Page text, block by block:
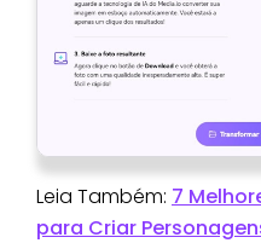
Leia Também: 7
para Criar